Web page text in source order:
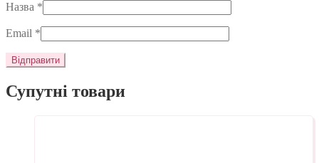
Назва *
Email *
Супутні товари